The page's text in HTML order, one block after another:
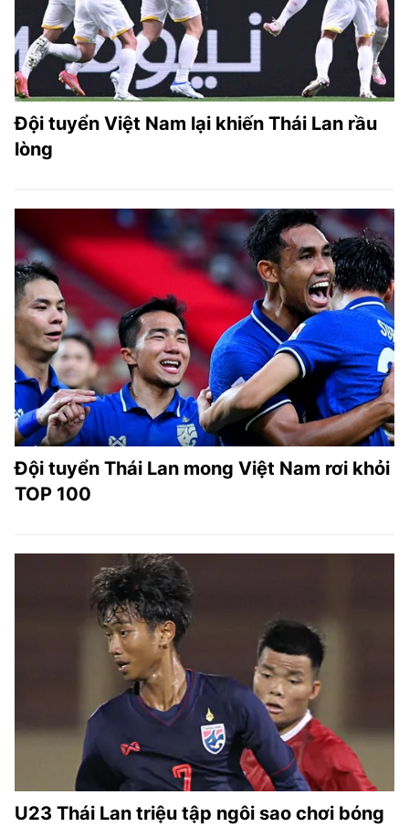
Đội tuyển Việt Nam lại khiến Thái Lan rầu
lòng
Đội tuyển Thái Lan mong Việt Nam rơi khỏi
TOP 100
U23 Thái Lan triệu tập ngôi sao chơi bóng